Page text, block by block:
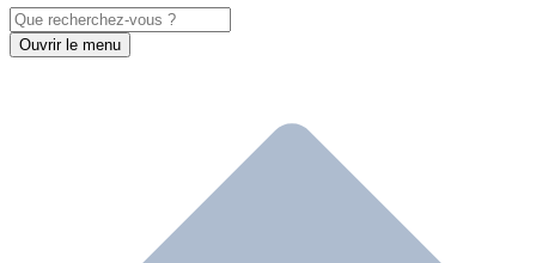
Ouvrir le menu